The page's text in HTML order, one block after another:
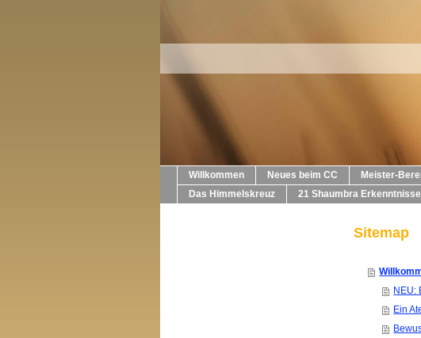
Willkommen Neues beim CC Meister-
Das Himmelskreuz
21 Shaumbra Erkenntnisse
Sitemap
NEU:
Ein